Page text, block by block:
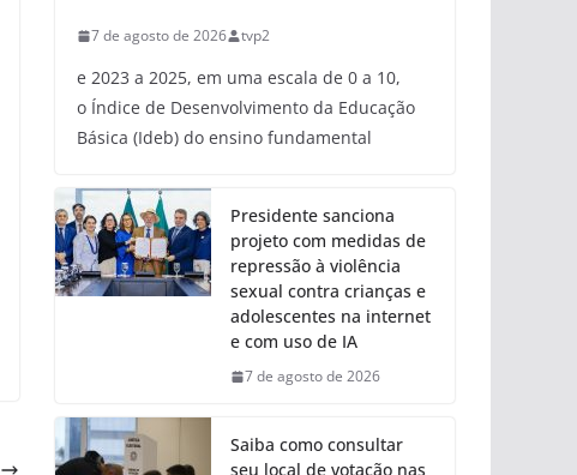
7 de agosto de 2026 tvp2
e 2023 a 2025, em uma escala de 0 a 10,
o Índice de Desenvolvimento da Educação
Básica (Ideb) do ensino fundamental
Presidente sanciona
projeto com medidas de
repressão à violência
sexual contra crianças e
adolescentes na internet
e com uso de IA
7 de agosto de 2026
Saiba como consultar
seu local de votação nas